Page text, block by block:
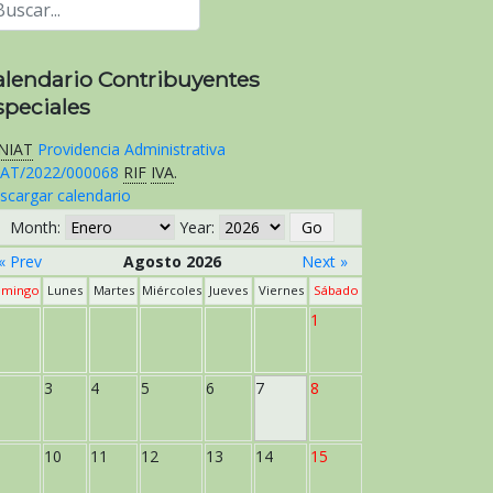
Contribuyentes
Providencia Administrativa
2022/000068 RIF IVA.
calendario
Month:
Year:
« Prev
Agosto 2026 Next »
Lunes Martes Miércoles Jueves Viernes Sábado
1
3 4 5 6 7 8
10 11 12 13 14 15